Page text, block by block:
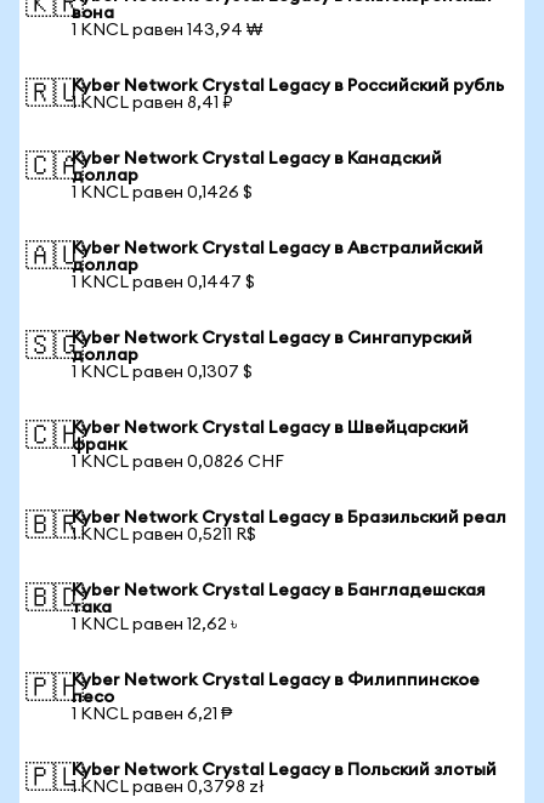
вона
1 KNCL равен 143,94 ₩
🇷🇺Kyber Network Crystal Legacy в Российский рубль
1 KNCL равен 8,41 ₽
🇨🇦Kyber Network Crystal Legacy в Канадский
доллар
1 KNCL равен 0,1426 $
🇦🇺Kyber Network Crystal Legacy в Австралийский
доллар
1 KNCL равен 0,1447 $
🇸🇬Kyber Network Crystal Legacy в Сингапурский
доллар
1 KNCL равен 0,1307 $
🇨🇭Kyber Network Crystal Legacy в Швейцарский
франк
1 KNCL равен 0,0826 CHF
🇧🇷Kyber Network Crystal Legacy в Бразильский реал
1 KNCL равен 0,5211 R$
🇧🇩Kyber Network Crystal Legacy в Бангладешская
така
1 KNCL равен 12,62 ৳
🇵🇭Kyber Network Crystal Legacy в Филиппинское
песо
1 KNCL равен 6,21 ₱
🇵🇱Kyber Network Crystal Legacy в Польский злотый
1 KNCL равен 0,3798 zł